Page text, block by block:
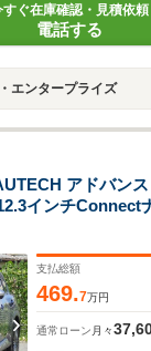
すぐ在庫確認・見積依頼
電話する
エンタープライズ
アドバン
インチConnect
プロパイロット
トヒーター
キング 登録済未
支払総額
469.7万円
通常ローン 月々